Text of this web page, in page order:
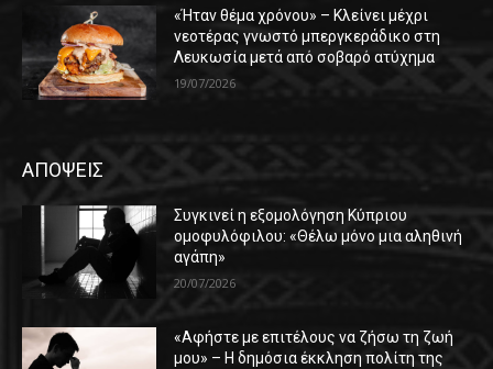
«Ήταν θέμα χρόνου» – Κλείνει μέχρι
νεοτέρας γνωστό μπεργκεράδικο στη
Λευκωσία μετά από σοβαρό ατύχημα
19/07/2026
ΑΠΟΨΕΙΣ
Συγκινεί η εξομολόγηση Κύπριου
ομοφυλόφιλου: «Θέλω μόνο μια αληθινή
αγάπη»
20/07/2026
«Αφήστε με επιτέλους να ζήσω τη ζωή
μου» – Η δημόσια έκκληση πολίτη της